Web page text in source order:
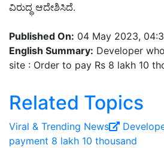
ವಿರುದ್ಧ ಆದೇಶಿಸಿದೆ.
Published On: 04 May 2023,
English Summary: Developer
site : Order to pay Rs 8 lakh 10
Related Topics
Viral ‍& Trending News
payment 8 lakh 10 thousand